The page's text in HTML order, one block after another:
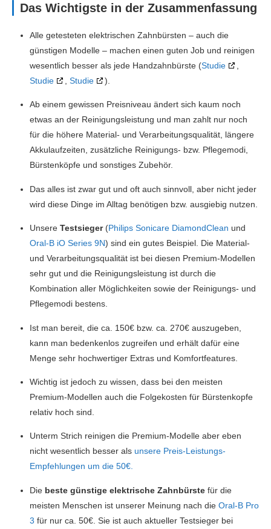
Das Wichtigste in der Zusammenfassung
Alle getesteten elektrischen Zahnbürsten – auch die
günstigen Modelle – machen einen guten Job und reinigen
wesentlich besser als jede Handzahnbürste (Studie
Studie
Studie ).
Ab einem gewissen Preisniveau ändert sich kaum noch
etwas an der Reinigungsleistung und man zahlt nur noch
für die höhere Material- und Verarbeitungsqualität, längere
Akkulaufzeiten, zusätzliche Reinigungs- bzw. Pflegemodi,
Bürstenköpfe und sonstiges Zubehör.
Das alles ist zwar gut und oft auch sinnvoll, aber nicht jeder
wird diese Dinge im Alltag benötigen bzw. ausgiebig nutzen.
Unsere Testsieger(Philips Sonicare DiamondClean und
Oral-B iO Series 9N) sind ein gutes Beispiel. Die Material-
und Verarbeitungsqualität ist bei diesen Premium-Modellen
sehr gut und die Reinigungsleistung ist durch die
Kombination aller Möglichkeiten sowie der Reinigungs- und
Pflegemodi bestens.
Ist man bereit, die ca. 150€ bzw. ca. 270€ auszugeben,
kann man bedenkenlos zugreifen und erhält dafür eine
Menge sehr hochwertiger Extras und Komfortfeatures.
Wichtig ist jedoch zu wissen, dass bei den meisten
Premium-Modellen auch die Folgekosten für Bürstenkopfe
relativ hoch sind.
Unterm Strich reinigen die Premium-Modelle aber eben
nicht wesentlich besser als unsere Preis-Leistungs-
Empfehlungen um die 50€.
Die beste günstige elektrische Zahnbürstefür die
meisten Menschen ist unserer Meinung nach die Oral-B Pro
3 für nur ca. 50€. Sie ist auch aktueller Testsieger bei